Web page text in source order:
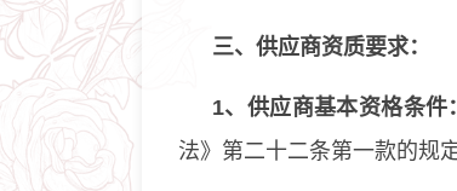
三、供应商资质要求：
1、供应商基本资格条件：
法》第二十二条第一款的规